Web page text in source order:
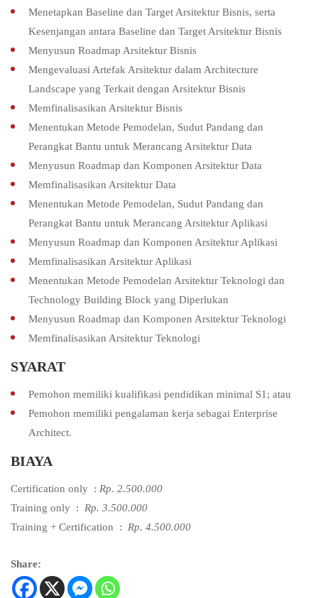
Menetapkan Baseline dan Target Arsitektur Bisnis, serta
Kesenjangan antara Baseline dan Target Arsitektur Bisnis
Menyusun Roadmap Arsitektur Bisnis
Mengevaluasi Artefak Arsitektur dalam Architecture
Landscape yang Terkait dengan Arsitektur Bisnis
Memfinalisasikan Arsitektur Bisnis
Menentukan Metode Pemodelan, Sudut Pandang dan
Perangkat Bantu untuk Merancang Arsitektur Data
Menyusun Roadmap dan Komponen Arsitektur Data
Memfinalisasikan Arsitektur Data
Menentukan Metode Pemodelan, Sudut Pandang dan
Perangkat Bantu untuk Merancang Arsitektur Aplikasi
Menyusun Roadmap dan Komponen Arsitektur Aplikasi
Memfinalisasikan Arsitektur Aplikasi
Menentukan Metode Pemodelan Arsitektur Teknologi dan
Technology Building Block yang Diperlukan
Menyusun Roadmap dan Komponen Arsitektur Teknologi
Memfinalisasikan Arsitektur Teknologi
SYARAT
Pemohon memiliki kualifikasi pendidikan minimal S1; atau
Pemohon memiliki pengalaman kerja sebagai Enterprise
Architect.
BIAYA
Certification only : Rp. 2.500.000
Training only : Rp. 3.500.000
Training + Certification : Rp. 4.500.000
Share: